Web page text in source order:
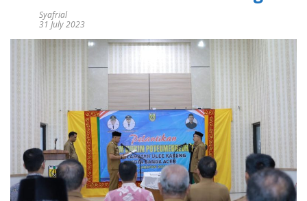
Syafrial
31 July 2023